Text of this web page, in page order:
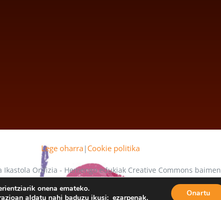
Lege oharra| Cookie politika
Ikastola Ordizia - Hemengo edukiak Creative Commons baimen
onena emateko.
aldatu nahi baduzu ikusi:ezarpenak. Onartu